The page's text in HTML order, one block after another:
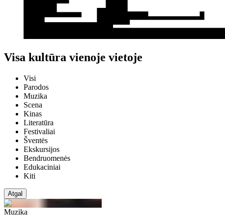
Visa kultūra vienoje vietoje
Visi
Parodos
Muzika
Scena
Kinas
Literatūra
Festivaliai
Šventės
Ekskursijos
Bendruomenės
Edukaciniai
Kiti
Atgal
Muzika